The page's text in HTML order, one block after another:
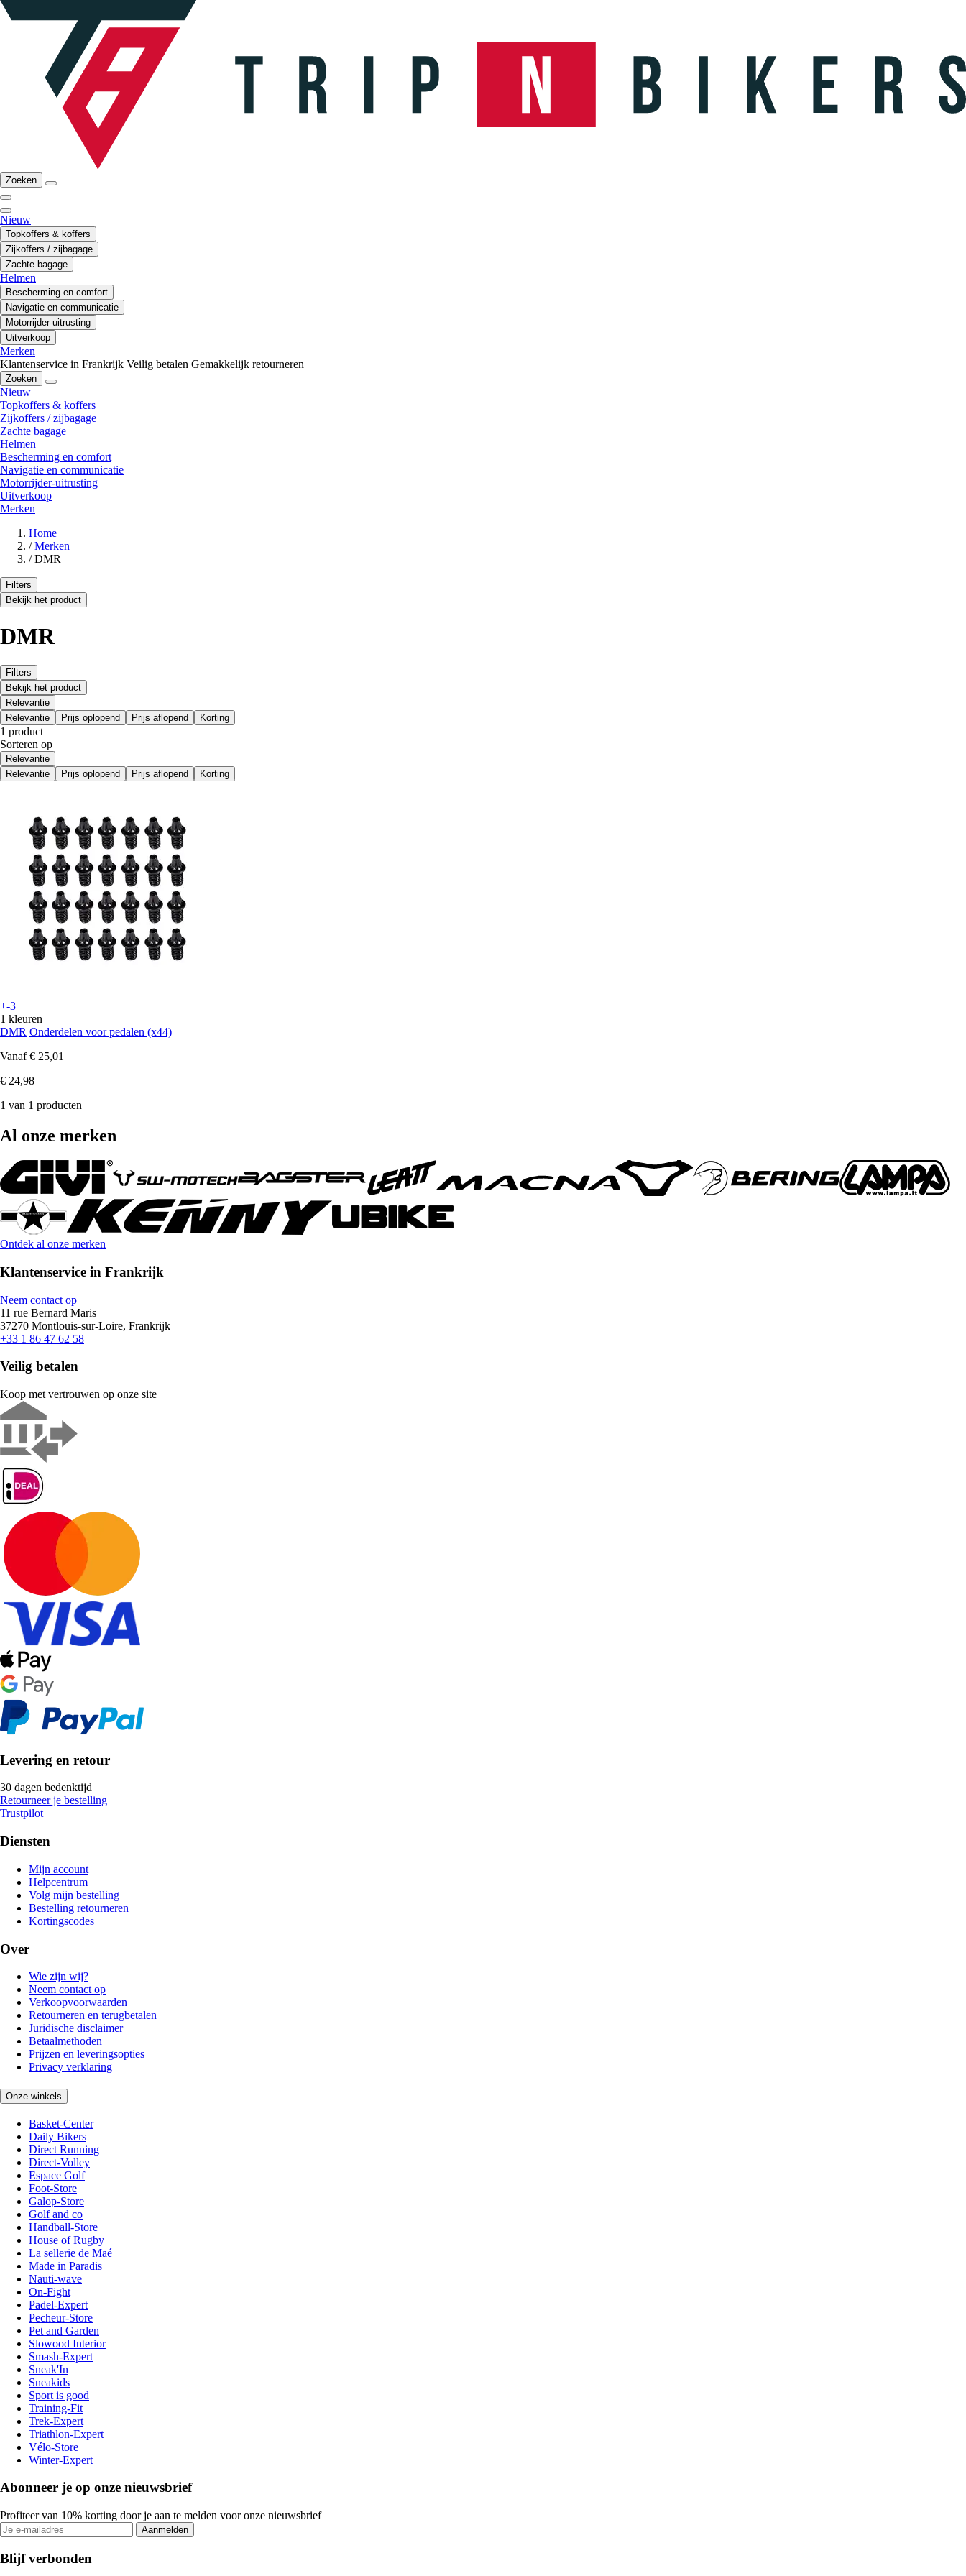
Zoeken
Nieuw
Topkoffers & koffers
Zijkoffers / zijbagage
Zachte bagage
Helmen
Bescherming en comfort
Navigatie en communicatie
Motorrijder-uitrusting
Uitverkoop
Merken
Klantenservice in Frankrijk Veilig betalen Gemakkelijk retourneren
Zoeken
Nieuw
Topkoffers & koffers
Zijkoffers / zijbagage
Zachte bagage
Helmen
Bescherming en comfort
Navigatie en communicatie
Motorrijder-uitrusting
Uitverkoop
Merken
Home
/ Merken
/ DMR
Filters
Bekijk het product
DMR
Filters
Bekijk het product
Relevantie
Relevantie
Prijs oplopend Prijs aflopend Korting
1 product
Sorteren op
Relevantie
Relevantie
Prijs oplopend Prijs aflopend Korting
+-3
1 kleuren
DMR Onderdelen voor pedalen (x44)
Vanaf € 25,01
€ 24,98
1 van 1 producten
Al onze merken
Ontdek al onze merken
Klantenservice in Frankrijk
Neem contact op
11 rue Bernard Maris
37270 Montlouis-sur-Loire, Frankrijk
+33 1 86 47 62 58
Veilig betalen
Koop met vertrouwen op onze site
Levering en retour
30 dagen bedenktijd
Retourneer je bestelling
Trustpilot
Diensten
Mijn account
Helpcentrum
Volg mijn bestelling
Bestelling retourneren
Kortingscodes
Over
Wie zijn wij?
Neem contact op
Verkoopvoorwaarden
Retourneren en terugbetalen
Juridische disclaimer
Betaalmethoden
Prijzen en leveringsopties
Privacy verklaring
Onze winkels
Basket-Center
Daily Bikers
Direct Running
Direct-Volley
Espace Golf
Foot-Store
Galop-Store
Golf and co
Handball-Store
House of Rugby
La sellerie de Maé
Made in Paradis
Nauti-wave
On-Fight
Padel-Expert
Pecheur-Store
Pet and Garden
Slowood Interior
Smash-Expert
Sneak'In
Sneakids
Sport is good
Training-Fit
Trek-Expert
Triathlon-Expert
Vélo-Store
Winter-Expert
Abonneer je op onze nieuwsbrief
Profiteer van 10% korting door je aan te melden voor onze nieuwsbrief
Aanmelden
Blijf verbonden